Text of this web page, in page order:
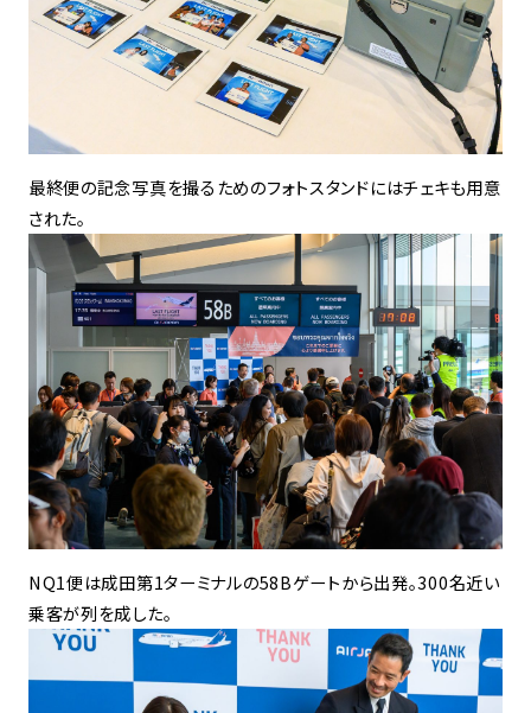
最終便の記念写真を撮るためのフォトスタンドにはチェキも用意
された。
NQ1便は成田第1ターミナルの58Bゲートから出発。300名近い
乗客が列を成した。